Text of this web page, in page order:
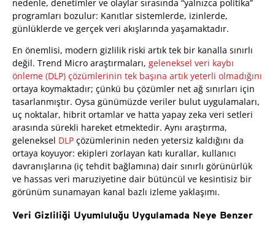
nedenle, denetimler ve olaylar sırasında “yalnızca politika”
programları bozulur: Kanıtlar sistemlerde, izinlerde,
günlüklerde ve gerçek veri akışlarında yaşamaktadır.
En önemlisi, modern gizlilik riski artık tek bir kanalla sınırlı
değil. Trend Micro araştırmaları, geleneksel veri kaybı
önleme (DLP) çözümlerinin tek başına artık yeterli olmadığını
ortaya koymaktadır; çünkü bu çözümler net ağ sınırları için
tasarlanmıştır. Oysa günümüzde veriler bulut uygulamaları,
uç noktalar, hibrit ortamlar ve hatta yapay zeka veri setleri
arasında sürekli hareket etmektedir. Aynı araştırma,
geleneksel DLP çözümlerinin neden yetersiz kaldığını da
ortaya koyuyor: ekipleri zorlayan katı kurallar, kullanıcı
davranışlarına (iç tehdit bağlamına) dair sınırlı görünürlük
ve hassas veri maruziyetine dair bütüncül ve kesintisiz bir
görünüm sunamayan kanal bazlı izleme yaklaşımı.
Veri Gizliliği Uyumluluğu Uygulamada Neye Benzer